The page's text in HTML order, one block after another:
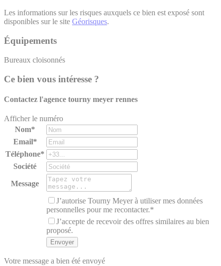
Les informations sur les risques auxquels ce bien est exposé sont
disponibles sur le site Géorisques.
Équipements
Bureaux cloisonnés
Ce bien vous intéresse ?
Contactez l'agence tourny meyer rennes
Afficher le numéro
Nom*
Email*
Téléphone*
Société
Message
J’autorise Tourny Meyer à utiliser mes données
personnelles pour me recontacter.*
J’accepte de recevoir des offres similaires au bien
proposé.
Votre message a bien été envoyé